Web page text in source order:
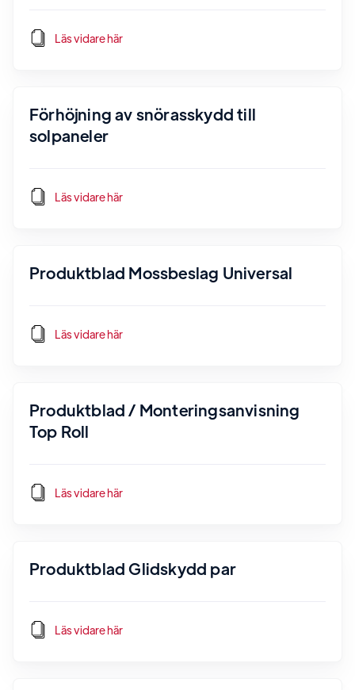
Läs vidare här
Förhöjning av snörasskydd till
solpaneler
Läs vidare här
Produktblad Mossbeslag Universal
Läs vidare här
Produktblad / Monteringsanvisning
Top Roll
Läs vidare här
Produktblad Glidskydd par
Läs vidare här